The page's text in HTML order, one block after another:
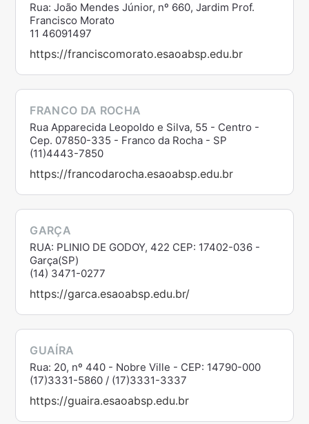
Rua: João Mendes Júnior, nº 660, Jardim Prof.
Francisco Morato
11 46091497
https://franciscomorato.esaoabsp.edu.br
FRANCO DA ROCHA
Rua Apparecida Leopoldo e Silva, 55 - Centro -
Cep. 07850-335 - Franco da Rocha - SP
(11)4443-7850
https://francodarocha.esaoabsp.edu.br
GARÇA
RUA: PLINIO DE GODOY, 422 CEP: 17402-036 -
Garça(SP)
(14) 3471-0277
https://garca.esaoabsp.edu.br/
GUAÍRA
Rua: 20, nº 440 - Nobre Ville - CEP: 14790-000
(17)3331-5860 / (17)3331-3337
https://guaira.esaoabsp.edu.br